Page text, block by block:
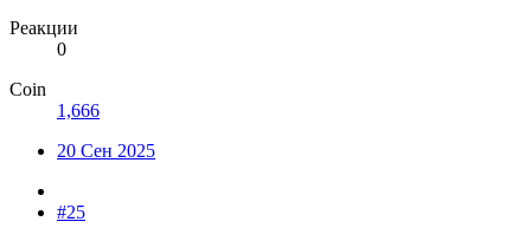
Реакции
0
Coin
1,666
20 Сен 2025
#25